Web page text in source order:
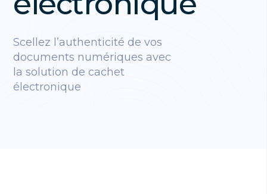
Scellez l’authenticité de vos
documents numériques avec
la solution de cachet
électronique